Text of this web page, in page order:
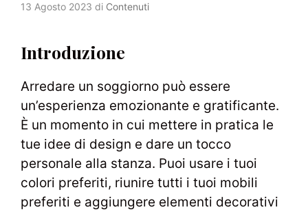
13 Agosto 2023 di Contenuti
Introduzione
Arredare un soggiorno può essere
un’esperienza emozionante e gratificante.
È un momento in cui mettere in pratica le
tue idee di design e dare un tocco
personale alla stanza. Puoi usare i tuoi
colori preferiti, riunire tutti i tuoi mobili
preferiti e aggiungere elementi decorativi